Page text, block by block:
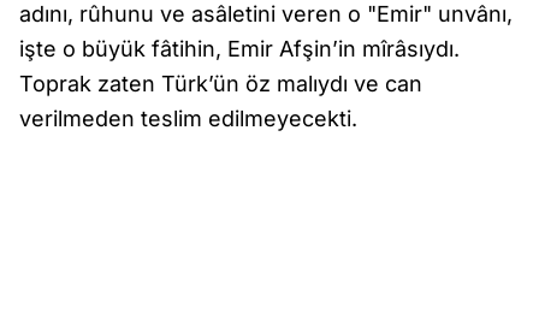
adını, rûhunu ve asâletini veren o "Emir" unvânı,
işte o büyük fâtihin, Emir Afşin’in mîrâsıydı.
Toprak zaten Türk’ün öz malıydı ve can
verilmeden teslim edilmeyecekti.